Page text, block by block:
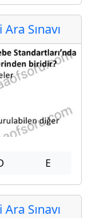
Sınavı
E
Sınavı